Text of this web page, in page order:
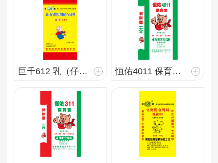
巨千612 乳（仔）猪后期配合饲料 恒佑4011 保育龙 20kg